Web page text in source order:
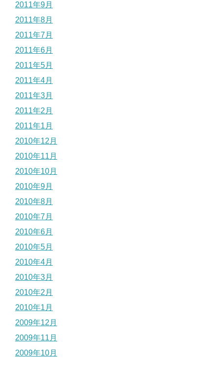
2011年9月
2011年8月
2011年7月
2011年6月
2011年5月
2011年4月
2011年3月
2011年2月
2011年1月
2010年12月
2010年11月
2010年10月
2010年9月
2010年8月
2010年7月
2010年6月
2010年5月
2010年4月
2010年3月
2010年2月
2010年1月
2009年12月
2009年11月
2009年10月